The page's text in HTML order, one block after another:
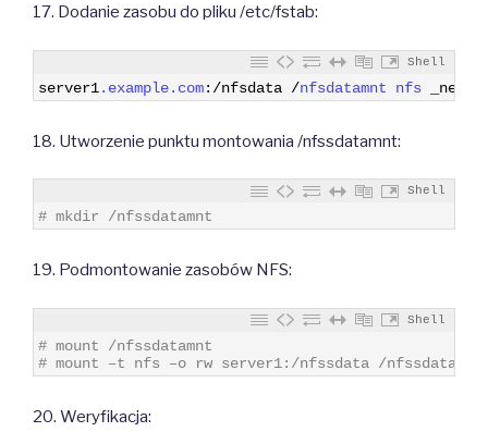
17. Dodanie zasobu do pliku /etc/fstab:
Shell
server1.example.com: /nfsdata /nfsdatamnt nfs
18. Utworzenie punktu montowania /nfssdatamnt:
Shell
# mkdir /nfssdatamnt
19. Podmontowanie zasobów NFS:
Shell
# mount /nfssdatamnt
# mount –t nfs –o rw server1:/nfssdata /nfssdatamnt
20. Weryfikacja: